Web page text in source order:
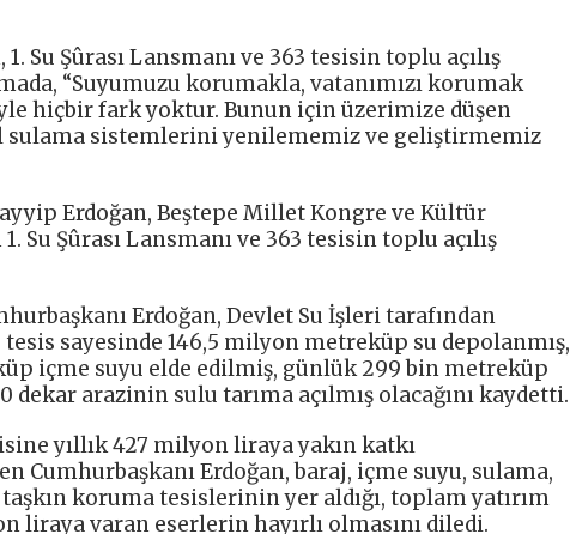
Su Şûrası Lansmanı ve 363 tesisin toplu açılış
“Suyumuzu korumakla, vatanımızı korumak
hiçbir fark yoktur. Bunun için üzerimize düşen
sulama sistemlerini yenilememiz ve geliştirmemiz
Erdoğan, Beştepe Millet Kongre ve Kültür
Su Şûrası Lansmanı ve 363 tesisin toplu açılış
Erdoğan, Devlet Su İşleri tarafından
sayesinde 146,5 milyon metreküp su depolanmış,
içme suyu elde edilmiş, günlük 299 bin metreküp
dekar arazinin sulu tarıma açılmış olacağını kaydetti.
yıllık 427 milyon liraya yakın katkı
Cumhurbaşkanı Erdoğan, baraj, içme suyu, sulama,
koruma tesislerinin yer aldığı, toplam yatırım
liraya varan eserlerin hayırlı olmasını diledi.